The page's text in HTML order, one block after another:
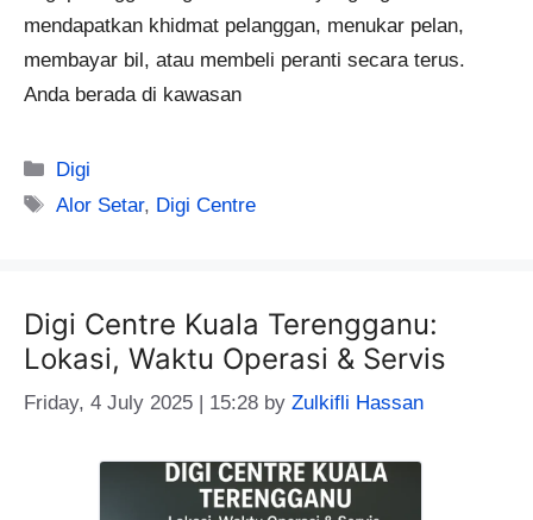
mendapatkan khidmat pelanggan, menukar pelan,
membayar bil, atau membeli peranti secara terus.
Anda berada di kawasan
Categories
Digi
Tags
Alor Setar, Digi Centre
Digi Centre Kuala Terengganu:
Lokasi, Waktu Operasi & Servis
Friday, 4 July 2025 | 15:28 by Zulkifli Hassan